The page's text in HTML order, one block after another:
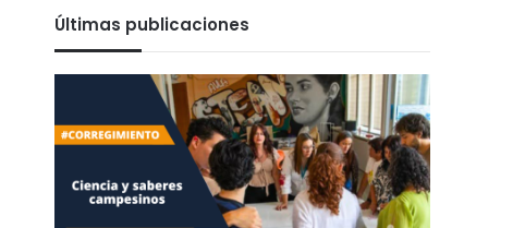
Últimas publicaciones